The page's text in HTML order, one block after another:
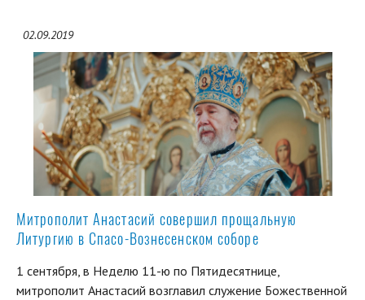
02.09.2019
Митрополит Анастасий совершил прощальную
Литургию в Спасо-Вознесенском соборе
1 сентября, в Неделю 11-ю по Пятидесятнице,
митрополит Анастасий возглавил служение Божественной